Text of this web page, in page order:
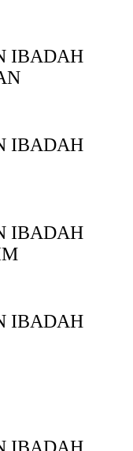
IBADAH
IBADAH
IBADAH
IBADAH